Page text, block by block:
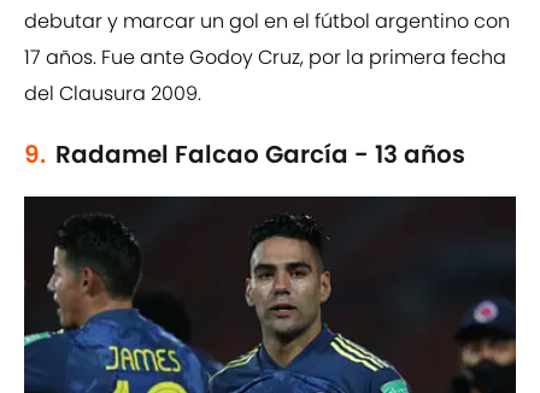
debutar y marcar un gol en el fútbol argentino con
17 años. Fue ante Godoy Cruz, por la primera fecha
del Clausura 2009.
9. Radamel Falcao García - 13 años